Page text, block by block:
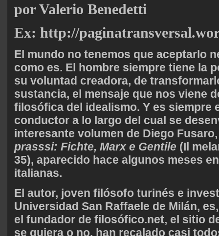
por Valerio Benedetti
Ex: http://
El mundo no tenemos que aceptarlo
como es. El hombre siempre tiene la
su voluntad creadora, de
sustancia, el mensaje que nos viene
filosófica del idealismo. Y es siempre
conductor a lo largo del cual se
interesante volumen de Diego
prasssi: Fichte, Marx e Gentile (Il
35), aparecido hace algunos meses
italianas.
El autor, joven filósofo turinés e
Universidad San Raffaele de Milán,
el fundador de filosófico.net, el sitio
se quiera o no, han recalado casi